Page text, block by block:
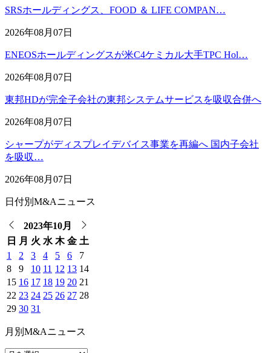
SRSホールディングス、FOOD ＆ LIFE COMPAN…
2026年08月07日
ENEOSホールディングスが米C4ケミカル大手TPC Hol…
2026年08月07日
東邦HDが完全子会社の東邦システムサービスを吸収合併へ
2026年08月07日
シャープがディスプレイデバイス事業を再編へ 国内子会社
を吸収…
2026年08月07日
日付別M&Aニュース
2023年10月
日
月 火 水 木 金 土
1
2 3 4 5 6
7
8
9 10 11 12 13 14
15 16 17 18 19 20 21
22 23 24 25 26 27 28
29 30 31
月別M&Aニュース